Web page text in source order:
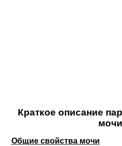
Краткое описание
мочи
Общие свойства мочи